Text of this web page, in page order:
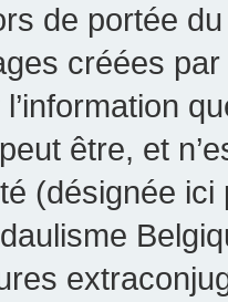
de portée
créées
être, et
(désignée